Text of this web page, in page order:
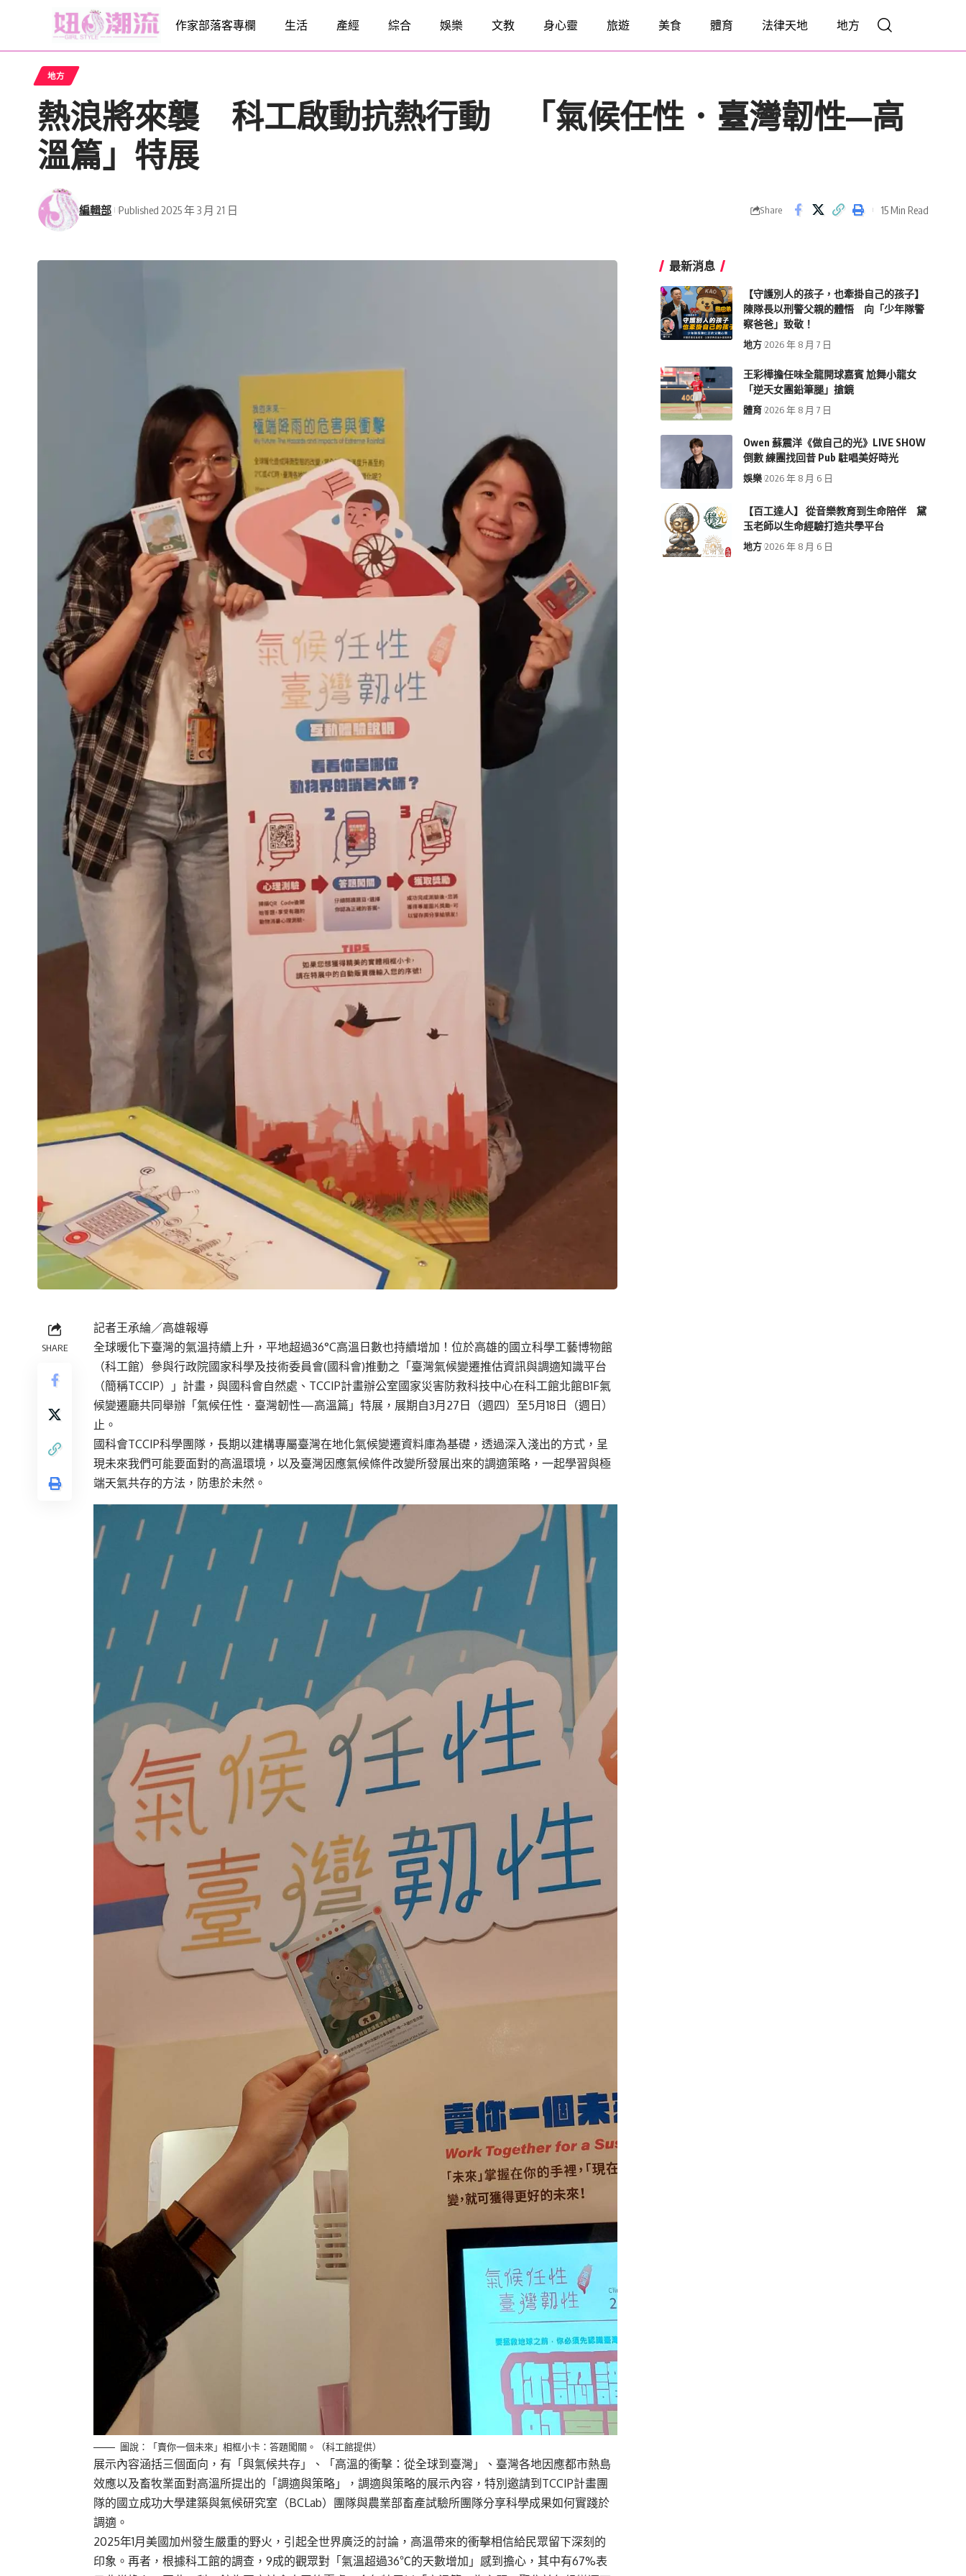
作家部落客專欄 生活 產經 綜合 娛樂 文教 身心靈 旅遊 美食 體育 法律天地 地方
地方
熱浪將來襲 科工啟動抗熱行動 「氣候任性．臺灣韌性—高
溫篇」特展
編輯部 Published 2025 年 3 月 21 日 Share 15 Min Read
SHARE
記者王承綸／高雄報導
‍全球暖化下臺灣的氣溫持續上升，平地超過36°C高溫日數也持續增加！位於高雄的國立科學工藝博物館
（科工館）參與行政院國家科學及技術委員會(國科會)推動之「臺灣氣候變遷推估資訊與調適知識平台
（簡稱TCCIP）」計畫，與國科會自然處、TCCIP計畫辦公室國家災害防救科技中心在科工館北館B1F氣
候變遷廳共同舉辦「氣候任性．臺灣韌性—高溫篇」特展，展期自3月27日（週四）至5月18日（週日）
止。
國科會TCCIP科學團隊，長期以建構專屬臺灣在地化氣候變遷資料庫為基礎，透過深入淺出的方式，呈
現未來我們可能要面對的高溫環境，以及臺灣因應氣候條件改變所發展出來的調適策略，一起學習與極
端天氣共存的方法，防患於未然。
圖說：「賣你一個未來」相框小卡：答題闖關。（科工館提供）
展示內容涵括三個面向，有「與氣候共存」、「高溫的衝擊：從全球到臺灣」、臺灣各地因應都市熱島
效應以及畜牧業面對高溫所提出的「調適與策略」，調適與策略的展示內容，特別邀請到TCCIP計畫團
隊的國立成功大學建築與氣候研究室（BCLab）團隊與農業部畜產試驗所團隊分享科學成果如何實踐於
調適。
2025年1月美國加州發生嚴重的野火，引起全世界廣泛的討論，高溫帶來的衝擊相信給民眾留下深刻的
印象。再者，根據科工館的調查，9成的觀眾對「氣溫超過36℃的天數增加」感到擔心，其中有67%表
最新消息
【守護別人的孩子，也牽掛自己的孩子】
陳隊長以刑警父親的體悟 向「少年隊警
察爸爸」致敬！
地方 2026 年 8 月 7 日
王彩樺擔任味全龍開球嘉賓 尬舞小龍女
「逆天女團鉛筆腿」搶鏡
體育 2026 年 8 月 7 日
Owen 蘇震洋《做自己的光》LIVE SHOW
倒數 練團找回昔 Pub 駐唱美好時光
娛樂 2026 年 8 月 6 日
【百工達人】 從音樂教育到生命陪伴 黛
玉老師以生命經驗打造共學平台
地方 2026 年 8 月 6 日